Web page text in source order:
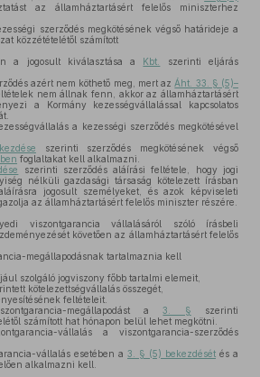
az államháztartásért felelős miniszterhez
szerződés megkötésének végső határideje a
közzétételétől számított
a jogosult kiválasztása a Kbt.
szerinti eljárás
azért nem köthető meg, mert az Áht. 33. § (5)–
nem állnak fenn, akkor az államháztartásért
a Kormány kezességvállalással kapcsolatos
a kezességi szerződés megkötésével
szerinti szerződés megkötésének végső
foglaltakat kell alkalmazni.
szerinti szerződés aláírási feltétele, hogy jogi
nélküli gazdasági társaság kötelezett írásban
jogosult személyeket, és azok képviseleti
az államháztartásért felelős miniszter részére.
viszontgarancia vállalásáról szóló írásbeli
követően az államháztartásért felelős
megállapodásnak tartalmaznia kell
szolgáló jogviszony főbb tartalmi elemeit,
kötelezettségvállalás összegét,
feltételeit.
megállapodást a3. § szerinti
számított hat hónapon belül lehet megkötni.
vállalás a viszontgarancia-szerződés
vállalás esetében a 3. § (5) bekezdését és a
alkalmazni kell.